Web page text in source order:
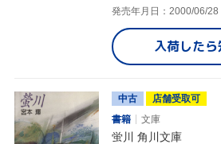
発売年月日：2000/06/28
入荷したら
中古
店舗受取可
書籍
文庫
蛍川 角川文庫